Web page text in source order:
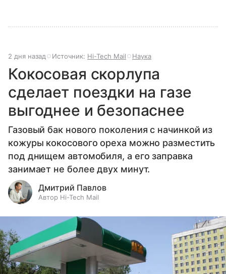
2 дня назад Источник: Hi-Tech Mail Наука
Кокосовая скорлупа
сделает поездки на газе
выгоднее и безопаснее
Газовый бак нового поколения с начинкой из
кожуры кокосового ореха можно разместить
под днищем автомобиля, а его заправка
занимает не более двух минут.
Дмитрий Павлов
Автор Hi-Tech Mail